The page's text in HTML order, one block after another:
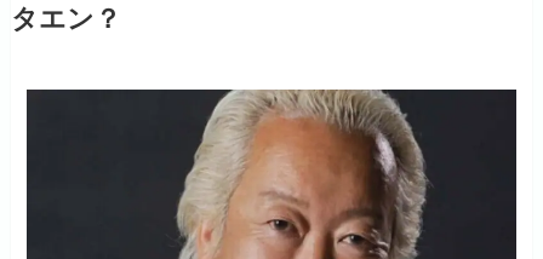
タエン？